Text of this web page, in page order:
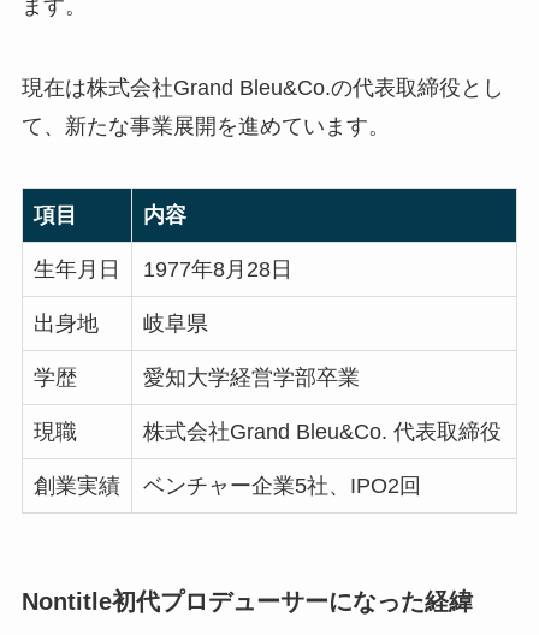
ます。
現在は株式会社Grand Bleu&Co.の代表取締役とし
て、新たな事業展開を進めています。
項目 内容
生年月日 1977年8月28日
出身地 岐阜県
学歴 愛知大学経営学部卒業
現職 株式会社Grand Bleu&Co. 代表取締役
創業実績 ベンチャー企業5社、IPO2回
Nontitle初代プロデューサーになった経緯